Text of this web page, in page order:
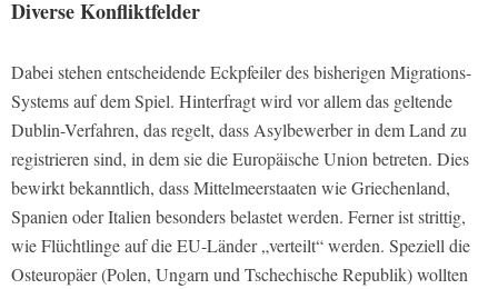
Diverse Konfliktfelder
Dabei stehen entscheidende Eckpfeiler des bisherigen Migrations-
Systems auf dem Spiel. Hinterfragt wird vor allem das geltende
Dublin-Verfahren, das regelt, dass Asylbewerber in dem Land zu
registrieren sind, in dem sie die Europäische Union betreten. Dies
bewirkt bekanntlich, dass Mittelmeerstaaten wie Griechenland,
Spanien oder Italien besonders belastet werden. Ferner ist strittig,
wie Flüchtlinge auf die EU-Länder „verteilt“ werden. Speziell die
Osteuropäer (Polen, Ungarn und Tschechische Republik) wollten